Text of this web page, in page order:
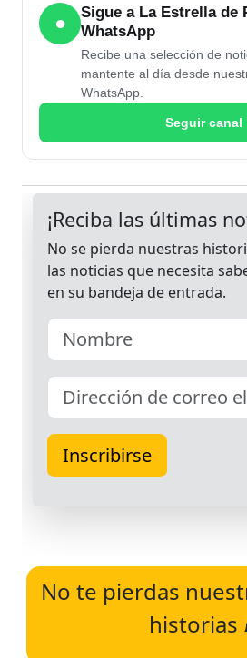
●
Sigue a La Estrella de
WhatsApp
Recibe una selección de
mantente al día desde
WhatsApp.
Seguir canal
No te pierdas
historias